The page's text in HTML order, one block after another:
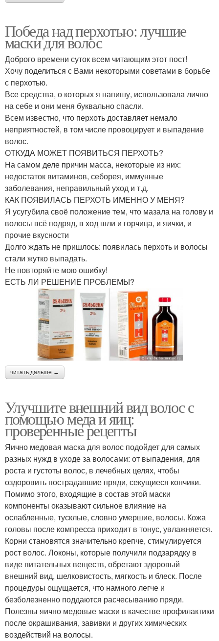
Победа над перхотью: лучшие
маски для волос
Доброго времени суток всем читающим этот пост!
Хочу поделиться с Вами некоторыми советами в борьбе
с перхотью.
Все средства, о которых я напишу, использовала лично
на себе и они меня буквально спасли.
Всем известно, что перхоть доставляет немало
неприятностей, в том числе провоцирует и выпадение
волос.
ОТКУДА МОЖЕТ ПОЯВИТЬСЯ ПЕРХОТЬ?
На самом деле причин масса, некоторые из них:
недостаток витаминов, себорея, иммунные
заболевания, неправильный уход и т.д.
КАК ПОЯВИЛАСЬ ПЕРХОТЬ ИМЕННО У МЕНЯ?
Я усугубила своё положение тем, что мазала на голову и
волосы всё подряд, в ход шли и горчица, и яички, и
прочие вкусности
Долго ждать не пришлось: появилась перхоть и волосы
стали жутко выпадать.
Не повторяйте мою ошибку!
ЕСТЬ ЛИ РЕШЕНИЕ ПРОБЛЕМЫ?
читать дальше →
Улучшите внешний вид волос с
помощью меда и яиц:
проверенные рецепты
Яично медовая маска для волос подойдет для самых
разных нужд в уходе за волосами: от выпадения, для
роста и густоты волос, в лечебных целях, чтобы
оздоровить пострадавшие пряди, секущиеся кончики.
Помимо этого, входящие в состав этой маски
компоненты оказывают сильное влияние на
ослабленные, тусклые, словно умершие, волосы. Кожа
головы после компресса приходит в тонус, увлажняется.
Корни становятся значительно крепче, стимулируется
рост волос. Локоны, которые получили подзарядку в
виде питательных веществ, обретают здоровый
внешний вид, шелковистость, мягкость и блеск. После
процедуры ощущается, что намного легче и
безболезненно поддаются расчесыванию пряди.
Полезны яично медовые маски в качестве профилактики
после окрашивания, завивки и других химических
воздействий на волосы.